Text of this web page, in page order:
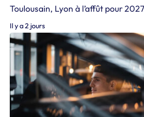
Toulousain, Lyon à l’affût pour 2027
Il y a 2 jours